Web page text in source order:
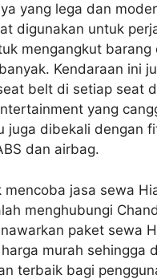
yang lega dan
digunakan untuk
mengangkut barang
Kendaraan ini
belt di setiap seat
yang
juga dibekali dengan
dan airbag.
jasa sewa
menghubungi
paket sewa
murah sehingga
terbaik bagi